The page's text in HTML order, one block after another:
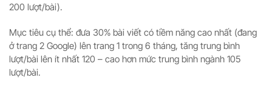
200 lượt/bài).
Mục tiêu cụ thể: đưa 30% bài viết có tiềm năng cao nhất (đang
ở trang 2 Google) lên trang 1 trong 6 tháng, tăng trung bình
lượt/bài lên ít nhất 120 – cao hơn mức trung bình ngành 105
lượt/bài.